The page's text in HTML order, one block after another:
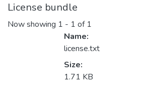
License bundle
Now showing 1 - 1 of 1
Name:
license.txt
Size:
1.71 KB